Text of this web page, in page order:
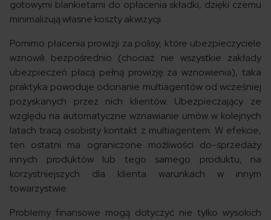
gotowymi blankietami do opłacenia składki, dzięki czemu
minimalizują własne koszty akwizycji.
Pomimo płacenia prowizji za polisy, które ubezpieczyciele
wznowili bezpośrednio (chociaż nie wszystkie zakłady
ubezpieczeń płacą pełną prowizję za wznowienia), taka
praktyka powoduje odcinanie multiagentów od wcześniej
pozyskanych przez nich klientów. Ubezpieczający ze
względu na automatyczne wznawianie umów w kolejnych
latach tracą osobisty kontakt z multiagentem. W efekcie,
ten ostatni ma ograniczone możliwości do-sprzedaży
innych produktów lub tego samego produktu, na
korzystniejszych dla klienta warunkach w innym
towarzystwie.
Problemy finansowe mogą dotyczyć nie tylko wysokich